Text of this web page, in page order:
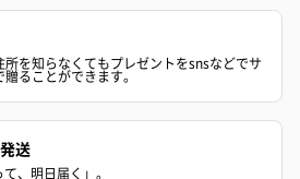
アールグレイティー
フルーツティ
所を知らなくてもプレゼントをsnsなどでサ
ることができます。
送
て、明日届く」。